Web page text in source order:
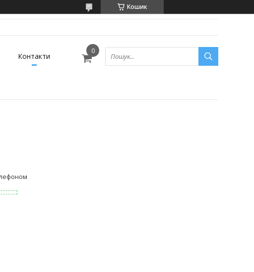
Кошик
Контакти